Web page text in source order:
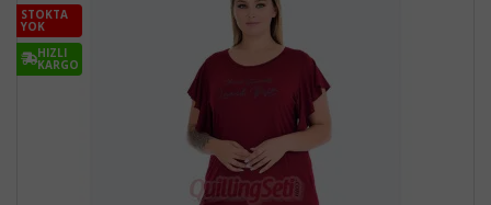
STOKTA
YOK
HIZLI
KARGO